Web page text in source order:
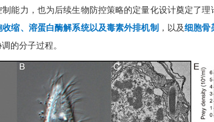
能力，也为后续生物防控策略的定量化设计奠定了理
缩、溶蛋白酶解系统以及毒素外排机制 ，以及细胞骨
的分子过程。